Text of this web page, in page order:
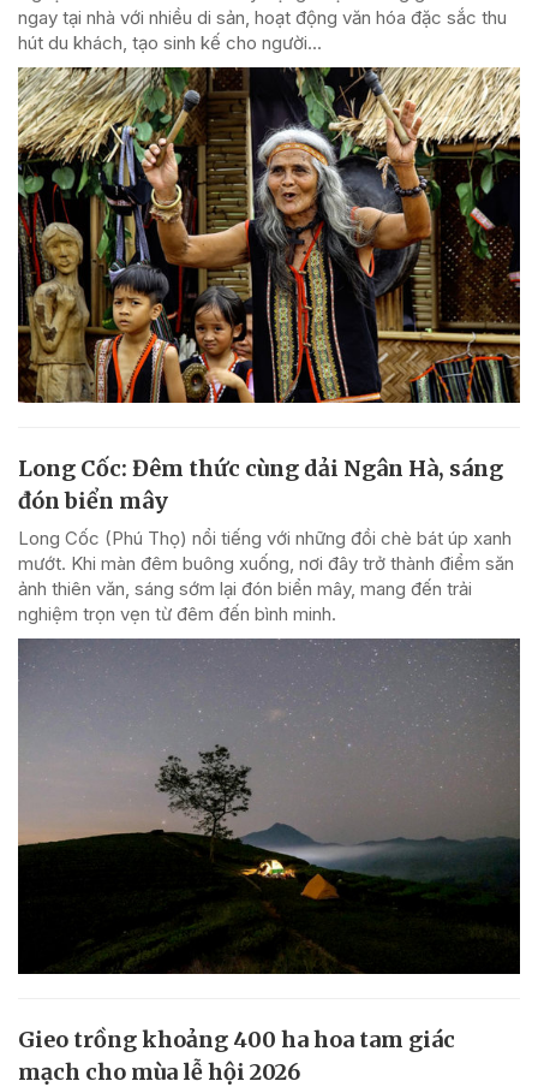
ngay tại nhà với nhiều di sản, hoạt động văn hóa đặc sắc thu
hút du khách, tạo sinh kế cho người...
Long Cốc: Đêm thức cùng dải Ngân Hà, sáng
đón biển mây
Long Cốc (Phú Thọ) nổi tiếng với những đồi chè bát úp xanh
mướt. Khi màn đêm buông xuống, nơi đây trở thành điểm săn
ảnh thiên văn, sáng sớm lại đón biển mây, mang đến trải
nghiệm trọn vẹn từ đêm đến bình minh.
Gieo trồng khoảng 400 ha hoa tam giác
mạch cho mùa lễ hội 2026